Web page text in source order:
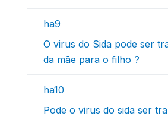
ha9
O virus do Sida pode ser
da mãe para o filho ?
ha10
Pode o virus do sida ser